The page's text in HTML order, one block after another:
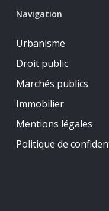
Navigation
Urbanisme
Droit public
Marchés publics
Immobilier
Mentions légales
Politique de